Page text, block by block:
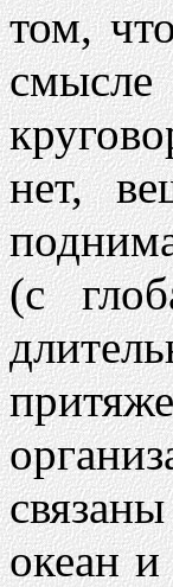
том,
нет,
(с
океан